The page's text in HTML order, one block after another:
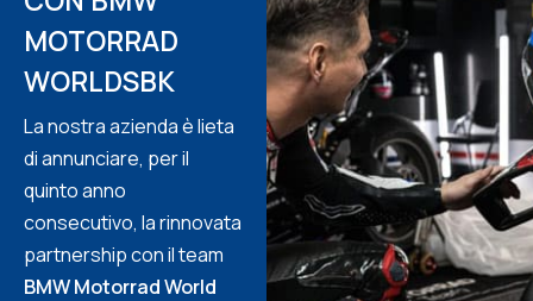
MOTORRAD
WORLDSBK
La nostra azienda è lieta
di annunciare, per il
quinto anno
consecutivo, la rinnovata
partnership con il team
BMW Motorrad World